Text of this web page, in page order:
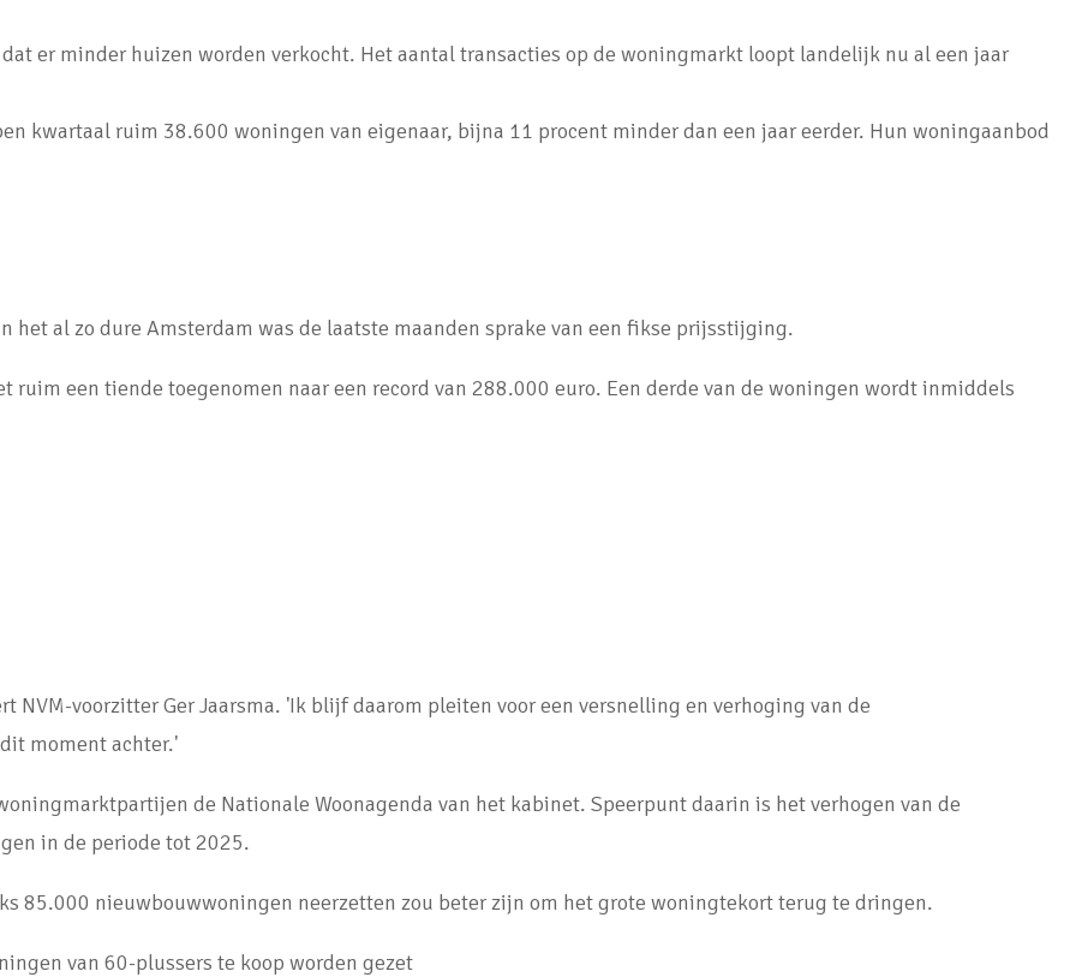
er minder huizen worden verkocht. Het aantal transacties op de woningmarkt loopt landelijk nu al een jaar
kwartaal ruim 38.600 woningen van eigenaar, bijna 11 procent minder dan een jaar eerder. Hun woningaanbod
het al zo dure Amsterdam was de laatste maanden sprake van een fikse prijsstijging.
ruim een tiende toegenomen naar een record van 288.000 euro. Een derde van de woningen wordt inmiddels
NVM-voorzitter Ger Jaarsma. 'Ik blijf daarom pleiten voor een versnelling en verhoging van de
moment achter.'
de Nationale Woonagenda van het kabinet. Speerpunt daarin is het verhogen van de
in de periode tot 2025.
85.000 nieuwbouwwoningen neerzetten zou beter zijn om het grote woningtekort terug te dringen.
van 60-plussers te koop worden gezet